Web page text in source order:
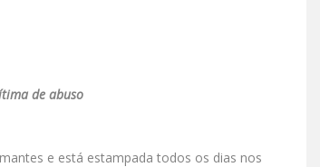
de abuso
e está estampada todos os dias nos